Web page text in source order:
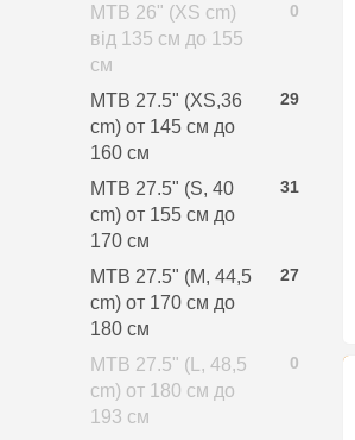
0
MTB 26" (XS cm)
від 135 см до 155
см
29
MTB 27.5" (XS,36
cm) от 145 см до
160 см
31
MTB 27.5" (S, 40
cm) от 155 см до
170 см
27
MTB 27.5" (M, 44,5
cm) от 170 см до
180 см
0
MTB 27.5" (L, 48,5
cm) от 180 см до
193 см